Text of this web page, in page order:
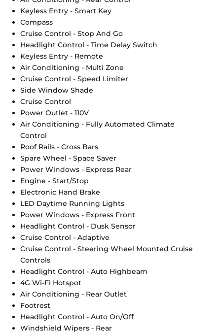
Keyless Entry - Smart Key
Compass
Cruise Control - Stop And Go
Headlight Control - Time Delay Switch
Keyless Entry - Remote
Air Conditioning - Multi Zone
Cruise Control - Speed Limiter
Side Window Shade
Cruise Control
Power Outlet - 110V
Air Conditioning - Fully Automated Climate
Control
Roof Rails - Cross Bars
Spare Wheel - Space Saver
Power Windows - Express Rear
Engine - Start/Stop
Electronic Hand Brake
LED Daytime Running Lights
Power Windows - Express Front
Headlight Control - Dusk Sensor
Cruise Control - Adaptive
Cruise Control - Steering Wheel Mounted Cruise
Controls
Headlight Control - Auto Highbeam
4G Wi-Fi Hotspot
Air Conditioning - Rear Outlet
Footrest
Headlight Control - Auto On/Off
Windshield Wipers - Rear